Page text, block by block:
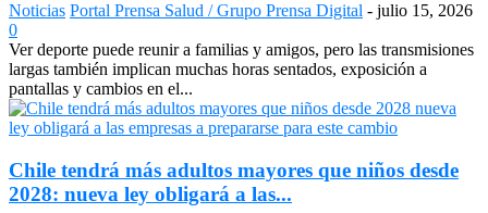
Noticias Portal Prensa Salud / Grupo Prensa Digital - julio 15, 2026
0
Ver deporte puede reunir a familias y amigos, pero las transmisiones
largas también implican muchas horas sentados, exposición a
pantallas y cambios en el...
Chile tendrá más adultos mayores que niños desde
2028: nueva ley obligará a las...